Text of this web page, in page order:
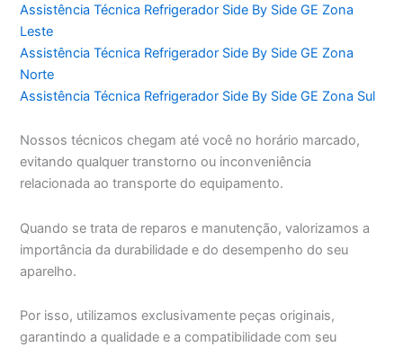
Assistência Técnica Refrigerador Side By Side GE Zona
Leste
Assistência Técnica Refrigerador Side By Side GE Zona
Norte
Assistência Técnica Refrigerador Side By Side GE Zona Sul
Nossos técnicos chegam até você no horário marcado,
evitando qualquer transtorno ou inconveniência
relacionada ao transporte do equipamento.
Quando se trata de reparos e manutenção, valorizamos a
importância da durabilidade e do desempenho do seu
aparelho.
Por isso, utilizamos exclusivamente peças originais,
garantindo a qualidade e a compatibilidade com seu